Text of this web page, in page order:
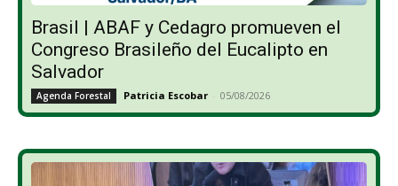
Brasil | ABAF y Cedagro promueven el
Congreso Brasileño del Eucalipto en
Salvador
Agenda Forestal Patricia Escobar - 05/08/2026